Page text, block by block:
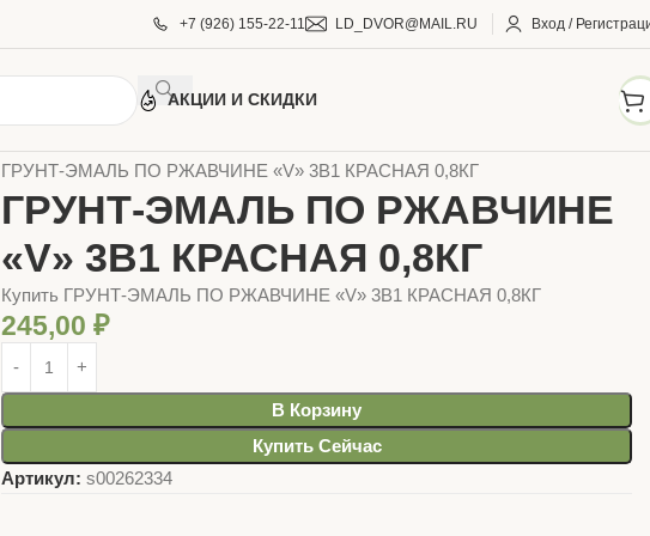
+7 (926) 155-22-11 LD_DVOR@MAIL.RU Вход /
АКЦИИ И СКИДКИ
ГРУНТ-ЭМАЛЬ ПО РЖАВЧИНЕ «V» 3В1 КРАСНАЯ 0,8КГ
ГРУНТ-ЭМАЛЬ ПО РЖАВЧИНЕ
«V» 3В1 КРАСНАЯ 0,8КГ
Купить ГРУНТ-ЭМАЛЬ ПО РЖАВЧИНЕ «V» 3В1 КРАСНАЯ 0,8КГ
245,00₽
В Корзину
Купить Сейчас
Артикул:s00262334